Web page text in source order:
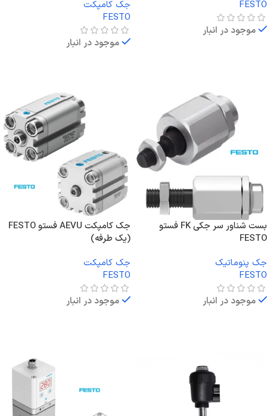
FESTO
موجود در انبار
جک کامپکت
FESTO
موجود در انبار
بست شناور سر جکی FK فستو
FESTO
جک پنوماتیک
FESTO
موجود در انبار
جک کامپکت AEVU فستو FESTO
(یک طرفه)
جک کامپکت
FESTO
موجود در انبار